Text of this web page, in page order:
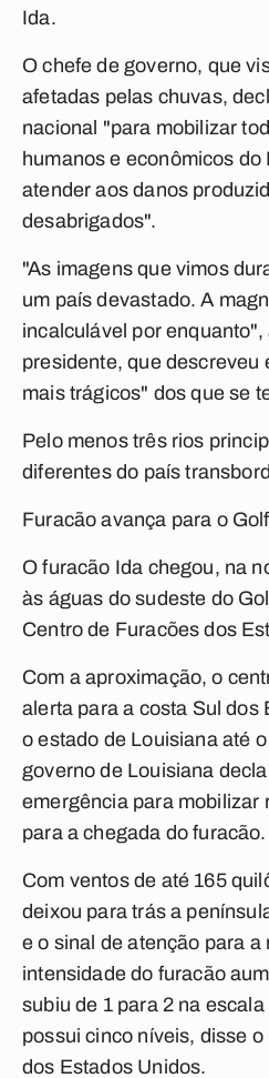
Ida.
O chefe de governo, que
afetadas pelas chuvas,
nacional "para mobilizar
humanos e econômicos do
atender aos danos
desabrigados".
"As imagens que vimos
um país devastado. A
incalculável por
presidente, que descreveu
mais trágicos" dos que se
Pelo menos três rios
diferentes do país
Furacão avança para o
O furacão Ida chegou, na
às águas do sudeste do
Centro de Furacões dos
Com a aproximação, o
alerta para a costa Sul dos
o estado de Louisiana até
governo de Louisiana
emergência para mobilizar
para a chegada do furacão.
Com ventos de até 165
deixou para trás a
e o sinal de atenção para
intensidade do furacão
subiu de 1 para 2 na
possui cinco níveis, disse
dos Estados Unidos.